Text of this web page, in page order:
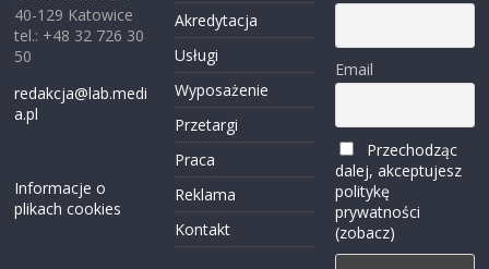
40-129 Katowice
tel.: +48 32 726 30
50
redakcja@lab.medi
a.pl
Informacje o
plikach cookies
Akredytacja
Usługi
Wyposażenie
Przetargi
Praca
Reklama
Kontakt
Email
Przechodząc
dalej, akceptujesz
politykę
prywatności
(zobacz)